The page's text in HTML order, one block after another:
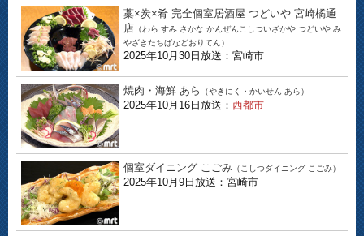
藁×炭×肴 完全個室居酒屋 つどいや 宮崎橘通
店 （わら すみ さかな かんぜんこしついざかや つどいや み
やざきたちばなどおりてん）
2025年10月30日放送：宮崎市
焼肉・海鮮 あら （やきにく・かいせん あら）
2025年10月16日放送： 西都市
個室ダイニング こごみ （こしつダイニング こごみ）
2025年10月9日放送：宮崎市